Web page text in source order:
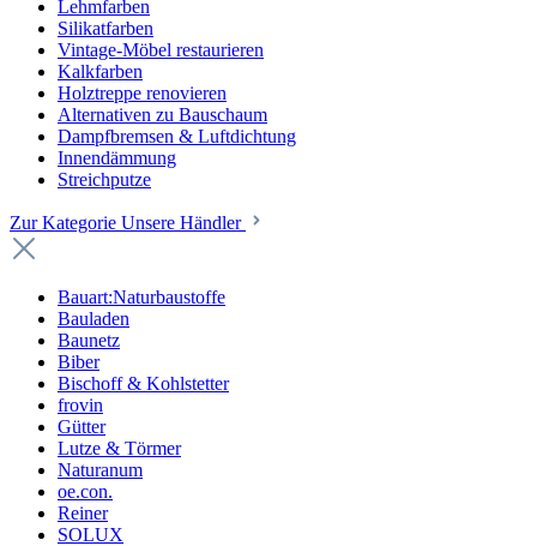
Lehmfarben
Silikatfarben
Vintage-Möbel restaurieren
Kalkfarben
Holztreppe renovieren
Alternativen zu Bauschaum
Dampfbremsen & Luftdichtung
Innendämmung
Streichputze
Zur Kategorie Unsere Händler
Bauart:Naturbaustoffe
Bauladen
Baunetz
Biber
Bischoff & Kohlstetter
frovin
Gütter
Lutze & Törmer
Naturanum
oe.con.
Reiner
SOLUX